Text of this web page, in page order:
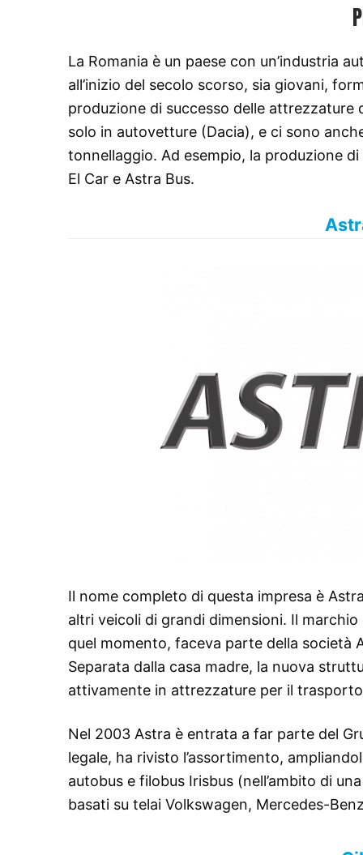
La Romania è un paese con un’industria
all’inizio del secolo scorso, sia giovani,
produzione di successo delle
solo in autovetture (Dacia), e ci sono
tonnellaggio. Ad esempio, la produzione
El Car e Astra Bus.
Il nome completo di questa impresa è
altri veicoli di grandi dimensioni. Il
quel momento, faceva parte della società
Separata dalla casa madre, la nuova
attivamente in attrezzature per il
Nel 2003 Astra è entrata a far parte del
legale, ha rivisto l’assortimento,
autobus e filobus Irisbus (nell’ambito di
basati su telai Volkswagen, Mercedes-